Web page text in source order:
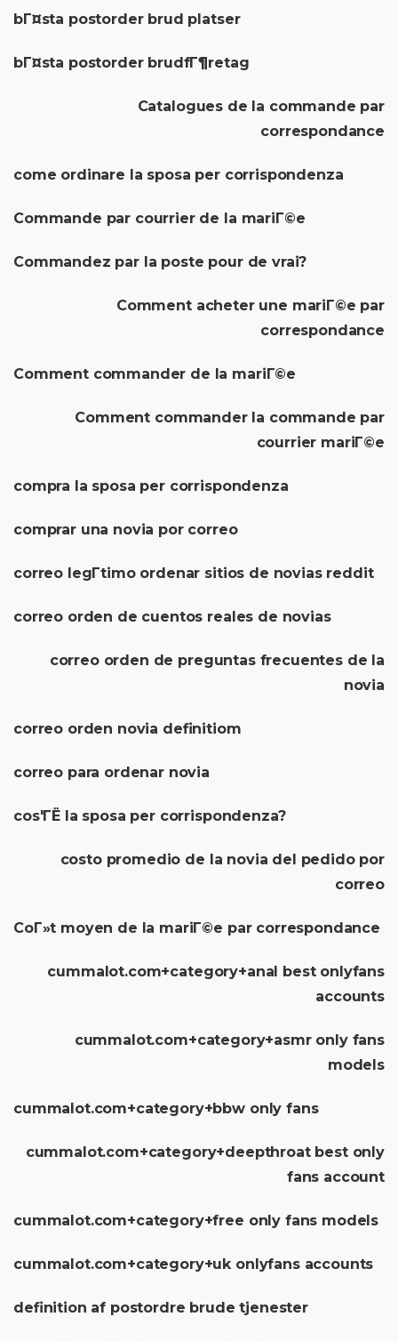
bГ¤sta postorder brud platser
bГ¤sta postorder brudfГ¶retag
Catalogues de la commande par
correspondance
come ordinare la sposa per corrispondenza
Commande par courrier de la mariГ©e
Commandez par la poste pour de vrai?
Comment acheter une mariГ©e par
correspondance
Comment commander de la mariГ©e
Comment commander la commande par
courrier mariГ©e
compra la sposa per corrispondenza
comprar una novia por correo
correo legГ­timo ordenar sitios de novias reddit
correo orden de cuentos reales de novias
correo orden de preguntas frecuentes de la
novia
correo orden novia definitiom
correo para ordenar novia
cos'ГЁ la sposa per corrispondenza?
costo promedio de la novia del pedido por
correo
CoГ»t moyen de la mariГ©e par correspondance
cummalot.com+category+anal best onlyfans
accounts
cummalot.com+category+asmr only fans
models
cummalot.com+category+bbw only fans
cummalot.com+category+deepthroat best only
fans account
cummalot.com+category+free only fans models
cummalot.com+category+uk onlyfans accounts
definition af postordre brude tjenester